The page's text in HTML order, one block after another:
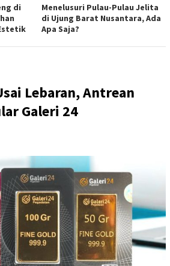
di
Menelusuri Pulau-Pulau Jelita
di Ujung Barat Nusantara, Ada
Apa Saja?
Lebaran, Antrean
Galeri 24